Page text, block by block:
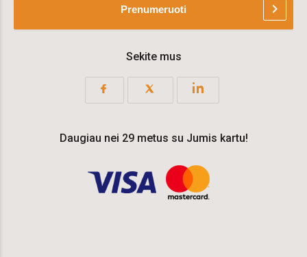
Prenumeruoti chevron_right
Sekite mus
Daugiau nei 29 metus su Jumis kartu!